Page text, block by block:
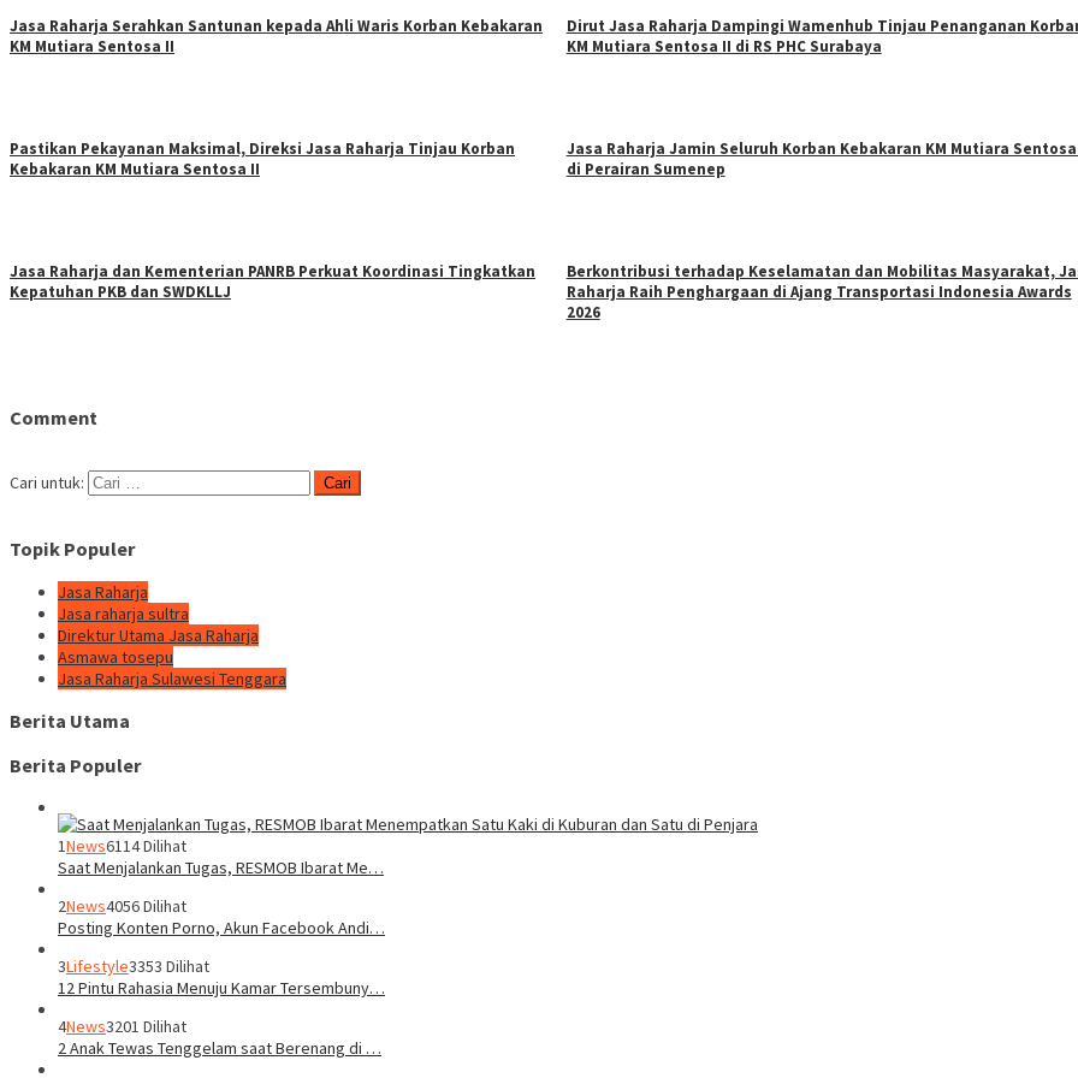
Jasa Raharja Serahkan Santunan kepada Ahli Waris Korban Kebakaran
KM Mutiara Sentosa II
Dirut Jasa Raharja Dampingi Wamenhub Tinjau Penanganan
KM Mutiara Sentosa II di RS PHC Surabaya
Pastikan Pekayanan Maksimal, Direksi Jasa Raharja Tinjau Korban
Kebakaran KM Mutiara Sentosa II
Jasa Raharja Jamin Seluruh Korban Kebakaran KM Mutiara
di Perairan Sumenep
Jasa Raharja dan Kementerian PANRB Perkuat Koordinasi Tingkatkan
Kepatuhan PKB dan SWDKLLJ
Berkontribusi terhadap Keselamatan dan Mobilitas Masyarakat,
Raharja Raih Penghargaan di Ajang Transportasi Indonesia Awards
2026
Comment
Cari untuk:
Topik Populer
Jasa Raharja
Jasa raharja sultra
Direktur Utama Jasa Raharja
Asmawa tosepu
Jasa Raharja Sulawesi Tenggara
Berita Utama
Berita Populer
1News6114 Dilihat
Saat Menjalankan Tugas, RESMOB Ibarat Me…
2News4056 Dilihat
Posting Konten Porno, Akun Facebook Andi…
3Lifestyle3353 Dilihat
12 Pintu Rahasia Menuju Kamar Tersembuny…
4News3201 Dilihat
2 Anak Tewas Tenggelam saat Berenang di …